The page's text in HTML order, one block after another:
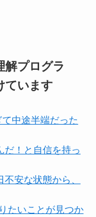
解プログラ
ています
中途半端だった
だ！と自信を持っ
安な状態から、
たいことが見つか